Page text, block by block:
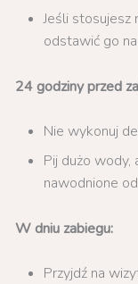
Jeśli
odstawić go
24 godziny przed
Nie wykonuj
Pij dużo wody,
nawodnione
W dniu zabiegu:
Przyjdź na